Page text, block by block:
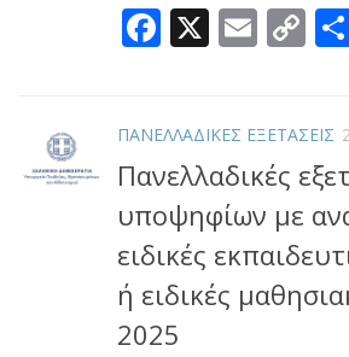
Facebook
X Email
ΠΑΝΕΛΛΑΔΙΚΕΣ ΕΞΕΤΑΣΕΙΣ
Πανελλαδικές
υποψηφίων με
ειδικές
ή ειδικές
2025